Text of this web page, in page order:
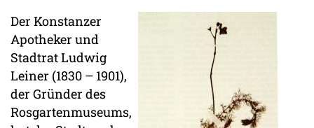
Der Konstanzer
Apotheker und
Stadtrat Ludwig
Leiner (1830 – 1901),
der Gründer des
Rosgartenmuseums,